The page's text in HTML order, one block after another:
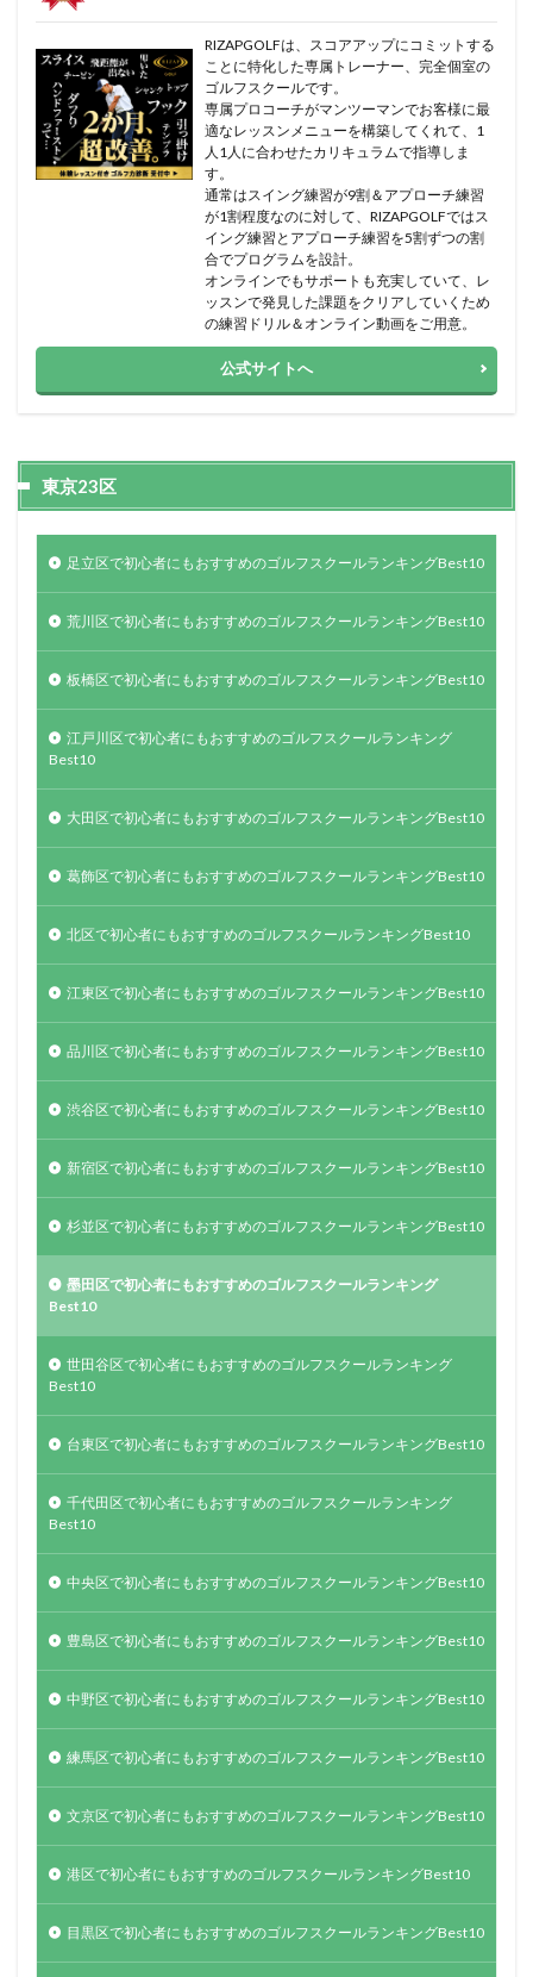
RIZAPGOLFは、スコアアップにコミットする
ことに特化した専属トレーナー、完全個室の
ゴルフスクールです。
専属プロコーチがマンツーマンでお客様に最
適なレッスンメニューを構築してくれて、1
人1人に合わせたカリキュラムで指導しま
す。
通常はスイング練習が9割＆アプローチ練習
が1割程度なのに対して、RIZAPGOLFではス
イング練習とアプローチ練習を5割ずつの割
合でプログラムを設計。
オンラインでもサポートも充実していて、レ
ッスンで発見した課題をクリアしていくため
の練習ドリル＆オンライン動画をご用意。
公式サイトへ
東京23区
足立区で初心者にもおすすめのゴルフスクールランキングBest10
荒川区で初心者にもおすすめのゴルフスクールランキングBest10
板橋区で初心者にもおすすめのゴルフスクールランキングBest10
江戸川区で初心者にもおすすめのゴルフスクールランキング
Best10
大田区で初心者にもおすすめのゴルフスクールランキングBest10
葛飾区で初心者にもおすすめのゴルフスクールランキングBest10
北区で初心者にもおすすめのゴルフスクールランキングBest10
江東区で初心者にもおすすめのゴルフスクールランキングBest10
品川区で初心者にもおすすめのゴルフスクールランキングBest10
渋谷区で初心者にもおすすめのゴルフスクールランキングBest10
新宿区で初心者にもおすすめのゴルフスクールランキングBest10
杉並区で初心者にもおすすめのゴルフスクールランキングBest10
墨田区で初心者にもおすすめのゴルフスクールランキング
Best10
世田谷区で初心者にもおすすめのゴルフスクールランキング
Best10
台東区で初心者にもおすすめのゴルフスクールランキングBest10
千代田区で初心者にもおすすめのゴルフスクールランキング
Best10
中央区で初心者にもおすすめのゴルフスクールランキングBest10
豊島区で初心者にもおすすめのゴルフスクールランキングBest10
中野区で初心者にもおすすめのゴルフスクールランキングBest10
練馬区で初心者にもおすすめのゴルフスクールランキングBest10
文京区で初心者にもおすすめのゴルフスクールランキングBest10
港区で初心者にもおすすめのゴルフスクールランキングBest10
目黒区で初心者にもおすすめのゴルフスクールランキングBest10